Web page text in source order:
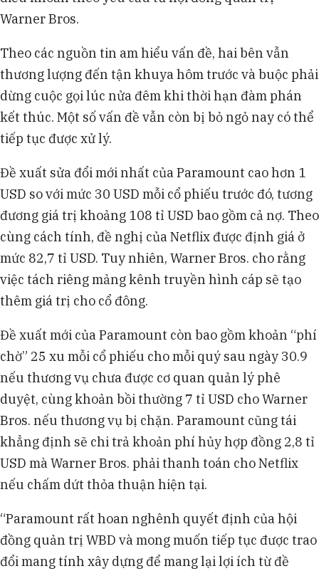
Warner Bros.
Theo các nguồn tin am hiểu vấn đề, hai bên vẫn
thương lượng đến tận khuya hôm trước và buộc phải
dừng cuộc gọi lúc nửa đêm khi thời hạn đàm phán
kết thúc. Một số vấn đề vẫn còn bị bỏ ngỏ nay có thể
tiếp tục được xử lý.
Đề xuất sửa đổi mới nhất của Paramount cao hơn 1
USD so với mức 30 USD mỗi cổ phiếu trước đó, tương
đương giá trị khoảng 108 tỉ USD bao gồm cả nợ. Theo
cùng cách tính, đề nghị của Netflix được định giá ở
mức 82,7 tỉ USD. Tuy nhiên, Warner Bros. cho rằng
việc tách riêng mảng kênh truyền hình cáp sẽ tạo
thêm giá trị cho cổ đông.
Đề xuất mới của Paramount còn bao gồm khoản “phí
chờ” 25 xu mỗi cổ phiếu cho mỗi quý sau ngày 30.9
nếu thương vụ chưa được cơ quan quản lý phê
duyệt, cùng khoản bồi thường 7 tỉ USD cho Warner
Bros. nếu thương vụ bị chặn. Paramount cũng tái
khẳng định sẽ chi trả khoản phí hủy hợp đồng 2,8 tỉ
USD mà Warner Bros. phải thanh toán cho Netflix
nếu chấm dứt thỏa thuận hiện tại.
“Paramount rất hoan nghênh quyết định của hội
đồng quản trị WBD và mong muốn tiếp tục được trao
đổi mang tính xây dựng để mang lại lợi ích từ đề